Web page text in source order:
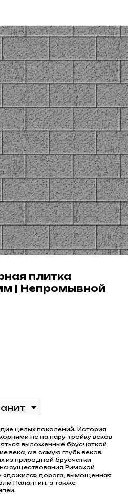
плитка
| Непромывной
целых поколений. История
не на пару-тройку веков
выложенные брусчаткой
века, а в самую глубь веков.
из природной брусчатки
существования Римской
«дожила» дорога, вымощенная
Палантин, а также